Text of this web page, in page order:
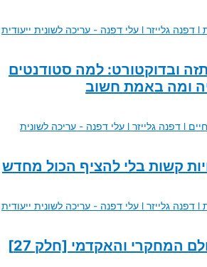
ובדוקטורט: למה סטודנטים
ומה באמת חשוב
קשות בלי להציף הכול מחדש
המחקרי והאקדמי [חלק 27]